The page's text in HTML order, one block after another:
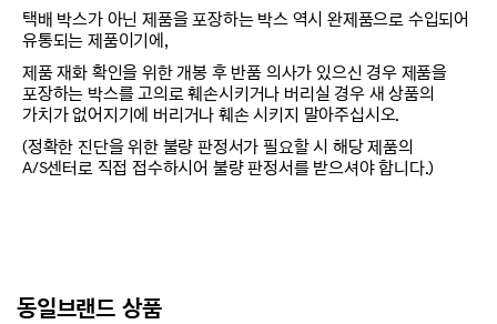
택배 박스가 아닌 제품을 포장하는 박스 역시 완제품으로 수입되어
유통되는 제품이기에,
제품 재화 확인을 위한 개봉 후 반품 의사가 있으신 경우 제품을
포장하는 박스를 고의로 훼손시키거나 버리실 경우 새 상품의
가치가 없어지기에 버리거나 훼손 시키지 말아주십시오.
(정확한 진단을 위한 불량 판정서가 필요할 시 해당 제품의
A/S센터로 직접 접수하시어 불량 판정서를 받으셔야 합니다.)
동일브랜드 상품